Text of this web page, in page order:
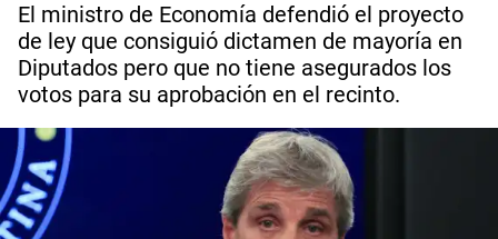
El ministro de Economía defendió el proyecto
de ley que consiguió dictamen de mayoría en
Diputados pero que no tiene asegurados los
votos para su aprobación en el recinto.